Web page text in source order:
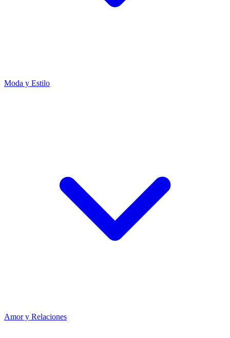
Moda y Estilo
Amor y Relaciones